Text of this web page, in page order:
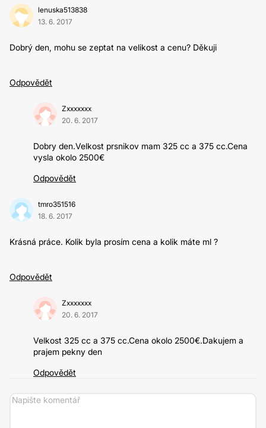
lenuska513838
13. 6. 2017
Dobrý den, mohu se zeptat na velikost a cenu? Děkuji
Odpovědět
Zxxxxxxx
20. 6. 2017
Dobry den.Velkost prsnikov mam 325 cc a 375 cc.Cena
vysla okolo 2500€
Odpovědět
tmro351516
18. 6. 2017
Krásná práce. Kolik byla prosím cena a kolik máte ml ?
Odpovědět
Zxxxxxxx
20. 6. 2017
Velkost 325 cc a 375 cc.Cena okolo 2500€.Dakujem a
prajem pekny den
Odpovědět